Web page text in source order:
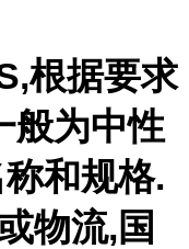
根据要求
般为中性
和规格.
物流,国